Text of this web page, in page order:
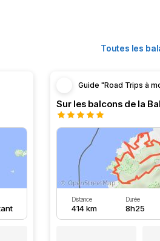
Toutes les
Guide "Road Trips à
Sur les balcons de la
Distance
414 km
Durée
8h25